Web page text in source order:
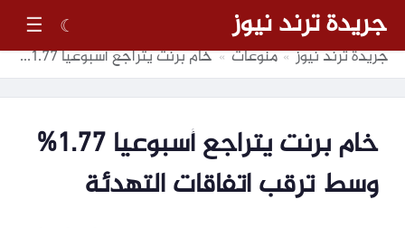
جريدة ترند نيوز ☾
☰
جريدة ترند نيوز » منوعات » خام برنت يتراجع أسبوعيا 1.77% وسط ترقب اتفاقات التهدئة
خام برنت يتراجع أسبوعيا 1.77%
وسط ترقب اتفاقات التهدئة